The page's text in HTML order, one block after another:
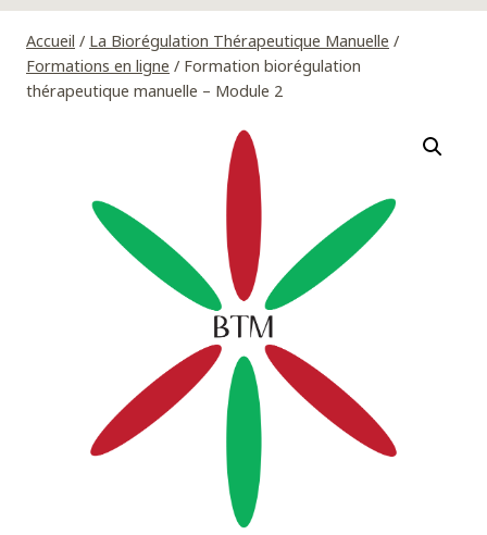
Accueil / La Biorégulation Thérapeutique Manuelle /
Formations en ligne / Formation biorégulation
thérapeutique manuelle – Module 2